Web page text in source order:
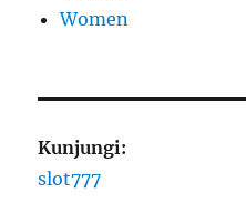
Women
Kunjungi:
slot777